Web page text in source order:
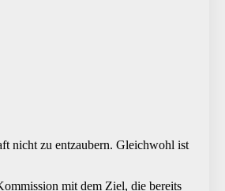
nicht zu entzaubern. Gleichwohl ist
mit dem Ziel, die bereits